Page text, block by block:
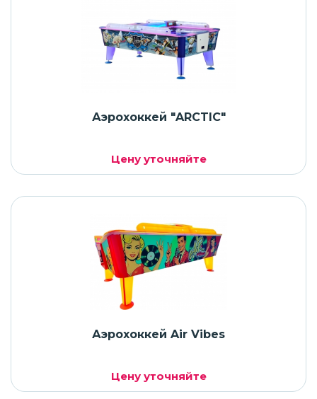
Аэрохоккей "ARCTIC"
Цену уточняйте
Аэрохоккей Air Vibes
Цену уточняйте